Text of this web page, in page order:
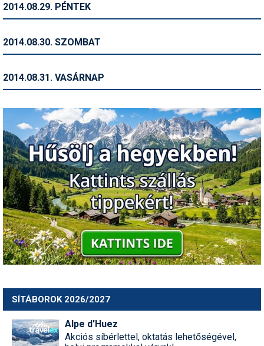
2014.08.29. PÉNTEK
2014.08.30. SZOMBAT
2014.08.31. VASÁRNAP
SÍTÁBOROK 2026/2027
Alpe d'Huez
Akciós síbérlettel, oktatás lehetőségével,